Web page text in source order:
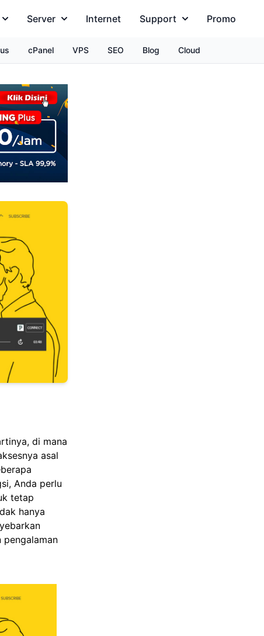
Server Internet Support Promo
cPanel VPS SEO Blog Cloud
di mana
asal
Anda perlu
tetap
hanya
pengalaman